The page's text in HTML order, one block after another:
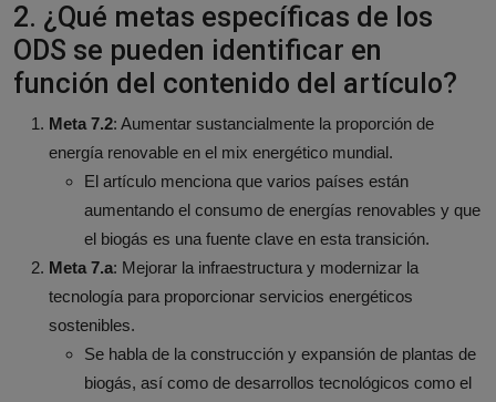
2. ¿Qué metas específicas de los
ODS se pueden identificar en
función del contenido del artículo?
Meta 7.2: Aumentar sustancialmente la proporción de
energía renovable en el mix energético mundial.
El artículo menciona que varios países están
aumentando el consumo de energías renovables y que
el biogás es una fuente clave en esta transición.
Meta 7.a: Mejorar la infraestructura y modernizar la
tecnología para proporcionar servicios energéticos
sostenibles.
Se habla de la construcción y expansión de plantas de
biogás, así como de desarrollos tecnológicos como el